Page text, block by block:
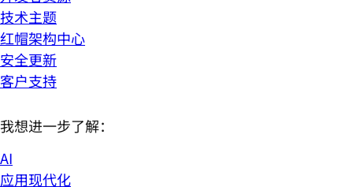
技术主题
红帽架构中心
安全更新
客户支持
我想进一步了解：
AI
应用现代化